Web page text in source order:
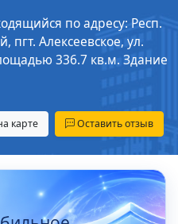
по адресу: Респ.
пгт. Алексеевское, ул.
336.7 кв.м. Здание
карте Оставить отзыв